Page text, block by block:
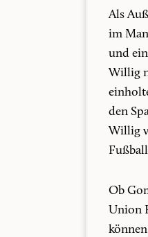
Als
im
und
Willig
den
Willig
Ob
Union